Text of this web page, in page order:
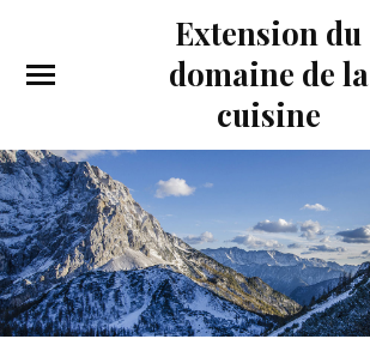
Extension du
domaine de la
cuisine